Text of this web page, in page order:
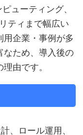
ューティング、
ティまで幅広い
企業・事例が多
なため、導入後の
由です。
、ロール運用、